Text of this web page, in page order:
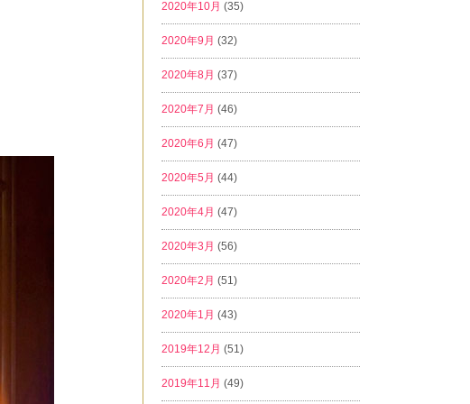
2020年10月 (35)
2020年9月 (32)
2020年8月 (37)
2020年7月 (46)
2020年6月 (47)
2020年5月 (44)
2020年4月 (47)
2020年3月 (56)
2020年2月 (51)
2020年1月 (43)
2019年12月 (51)
2019年11月 (49)